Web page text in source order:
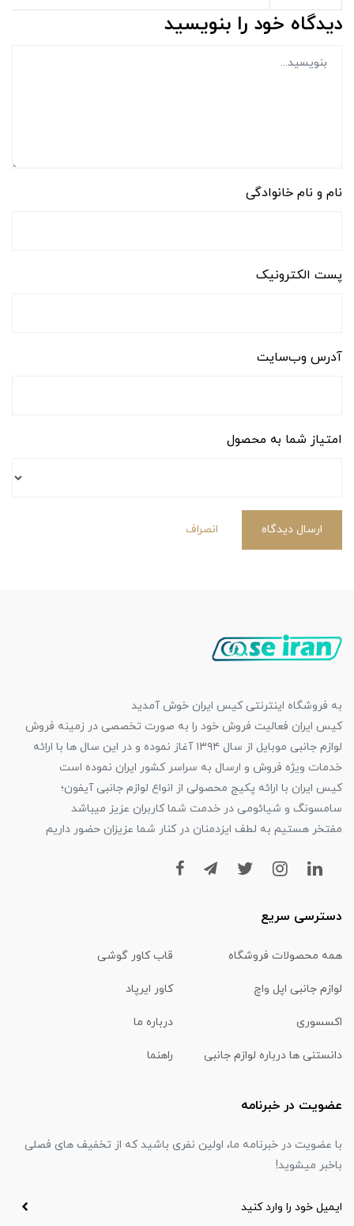
دیدگاه خود را بنویسید
نام و نام خانوادگی
پست الکترونیک
آدرس وب‌سایت
امتیاز شما به محصول
ارسال دیدگاه انصراف
به فروشگاه اینترنتی کیس ایران خوش آمدید
کیس ایران فعالیت فروش خود را به صورت تخصصی در زمینه فروش
لوازم جانبی موبایل از سال ۱۳۹۴ آغاز نموده و در این سال ها با ارائه
خدمات ویژه فروش و ارسال به سراسر کشور ایران نموده است
کیس ایران با ارائه پکیج محصولی از انواع لوازم جانبی آیفون؛
سامسونگ و شیائومی در خدمت شما کاربران عزیز میباشد
مفتخر هستیم به لطف ایزدمنان در کنار شما عزیزان حضور داریم
دسترسی سریع
همه محصولات فروشگاه قاب کاور گوشی
لوازم جانبی اپل واچ کاور ایرپاد
اکسسوری درباره ما
دانستنی ها درباره لوازم جانبی راهنما
عضویت در خبرنامه
با عضویت در خبرنامه ما، اولین نفری باشید که از تخفیف های فصلی
باخبر میشوید!